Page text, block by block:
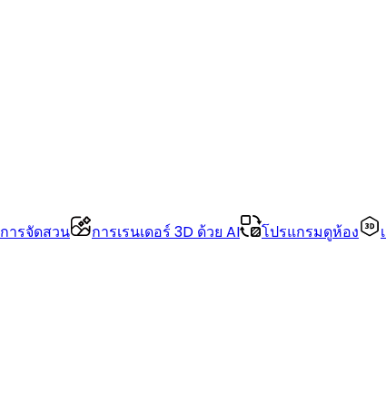
การจัดสวน การเรนเดอร์ 3D ด้วย AI โปรแกรมดูห้อง